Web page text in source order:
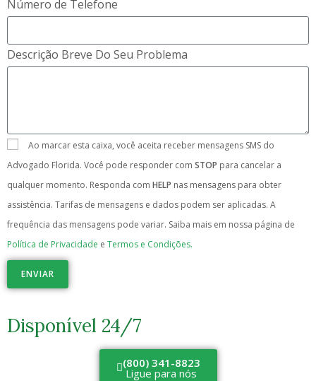
Número de Telefone
Descrição Breve Do Seu Problema
Ao marcar esta caixa, você aceita receber mensagens SMS do
Advogado Florida. Você pode responder com STOP para cancelar a
qualquer momento. Responda com HELP nas mensagens para obter
assistência. Tarifas de mensagens e dados podem ser aplicadas. A
frequência das mensagens pode variar. Saiba mais em nossa página de
Política de Privacidade e Termos e Condições.
ENVIAR
Disponível 24/7
(800) 341-8823
Ligue para nós